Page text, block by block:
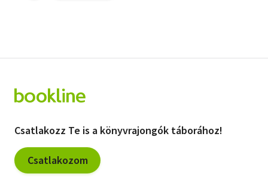
Csatlakozz Te is a könyvrajongók táborához!
Csatlakozom